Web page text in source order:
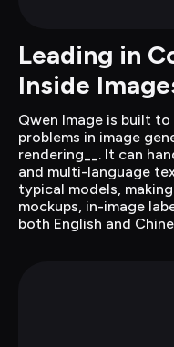
Leading in
Inside
Qwen Image is built
problems in image
rendering__. It can
and multi-language
typical models,
mockups, in-image
both English and